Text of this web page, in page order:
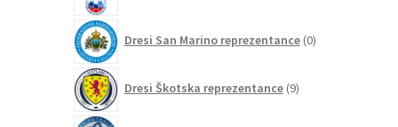
Dresi San Marino reprezentance 0izdelkov
Dresi Škotska reprezentance 9izdelkov